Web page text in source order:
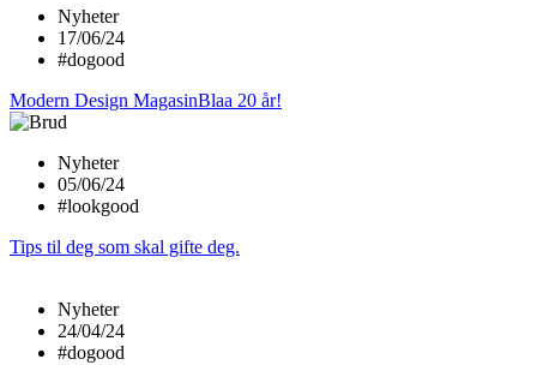
Nyheter
17/06/24
#dogood
Modern Design MagasinBlaa 20 år!
Nyheter
05/06/24
#lookgood
Tips til deg som skal gifte deg.
Nyheter
24/04/24
#dogood